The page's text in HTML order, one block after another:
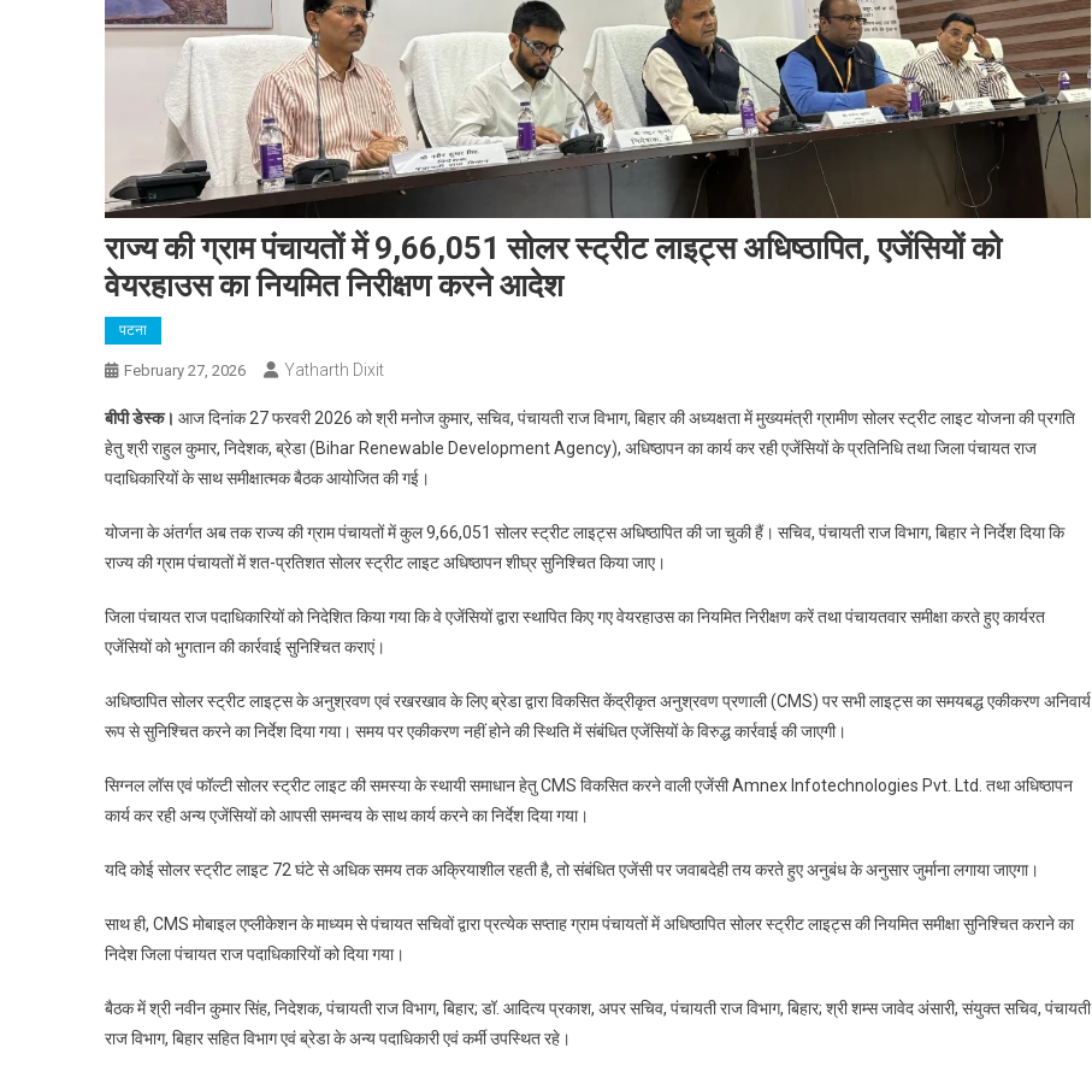
राज्य की ग्राम पंचायतों में 9,66,051 सोलर स्ट्रीट लाइट्स अधिष्ठापित, एजेंसियों को
वेयरहाउस का नियमित निरीक्षण करने आदेश
पटना
February 27, 2026 Yatharth Dixit
बीपी डेस्क। आज दिनांक 27 फरवरी 2026 को श्री मनोज कुमार, सचिव, पंचायती राज विभाग, बिहार की अध्यक्षता में मुख्यमंत्री ग्रामीण सोलर स्ट्रीट लाइट योजना की प्रगति
हेतु श्री राहुल कुमार, निदेशक, ब्रेडा (Bihar Renewable Development Agency), अधिष्ठापन का कार्य कर रही एजेंसियों के प्रतिनिधि तथा जिला पंचायत राज
पदाधिकारियों के साथ समीक्षात्मक बैठक आयोजित की गई।
योजना के अंतर्गत अब तक राज्य की ग्राम पंचायतों में कुल 9,66,051 सोलर स्ट्रीट लाइट्स अधिष्ठापित की जा चुकी हैं। सचिव, पंचायती राज विभाग, बिहार ने निर्देश दिया कि
राज्य की ग्राम पंचायतों में शत-प्रतिशत सोलर स्ट्रीट लाइट अधिष्ठापन शीघ्र सुनिश्चित किया जाए।
जिला पंचायत राज पदाधिकारियों को निदेशित किया गया कि वे एजेंसियों द्वारा स्थापित किए गए वेयरहाउस का नियमित निरीक्षण करें तथा पंचायतवार समीक्षा करते हुए कार्यरत
एजेंसियों को भुगतान की कार्रवाई सुनिश्चित कराएं।
अधिष्ठापित सोलर स्ट्रीट लाइट्स के अनुश्रवण एवं रखरखाव के लिए ब्रेडा द्वारा विकसित केंद्रीकृत अनुश्रवण प्रणाली (CMS) पर सभी लाइट्स का समयबद्ध एकीकरण अनिवार्य
रूप से सुनिश्चित करने का निर्देश दिया गया। समय पर एकीकरण नहीं होने की स्थिति में संबंधित एजेंसियों के विरुद्ध कार्रवाई की जाएगी।
सिग्नल लॉस एवं फॉल्टी सोलर स्ट्रीट लाइट की समस्या के स्थायी समाधान हेतु CMS विकसित करने वाली एजेंसी Amnex Infotechnologies Pvt. Ltd. तथा अधिष्ठापन
कार्य कर रही अन्य एजेंसियों को आपसी समन्वय के साथ कार्य करने का निर्देश दिया गया।
यदि कोई सोलर स्ट्रीट लाइट 72 घंटे से अधिक समय तक अक्रियाशील रहती है, तो संबंधित एजेंसी पर जवाबदेही तय करते हुए अनुबंध के अनुसार जुर्माना लगाया जाएगा।
साथ ही, CMS मोबाइल एप्लीकेशन के माध्यम से पंचायत सचिवों द्वारा प्रत्येक सप्ताह ग्राम पंचायतों में अधिष्ठापित सोलर स्ट्रीट लाइट्स की नियमित समीक्षा सुनिश्चित कराने का
निदेश जिला पंचायत राज पदाधिकारियों को दिया गया।
बैठक में श्री नवीन कुमार सिंह, निदेशक, पंचायती राज विभाग, बिहार; डॉ. आदित्य प्रकाश, अपर सचिव, पंचायती राज विभाग, बिहार; श्री शम्स जावेद अंसारी, संयुक्त सचिव, पंचायती
राज विभाग, बिहार सहित विभाग एवं ब्रेडा के अन्य पदाधिकारी एवं कर्मी उपस्थित रहे।